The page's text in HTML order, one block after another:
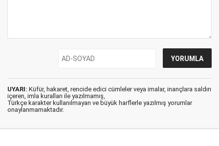
UYARI: Küfür, hakaret, rencide edici cümleler veya imalar, inançlara saldırı
içeren, imla kuralları ile yazılmamış,
Türkçe karakter kullanılmayan ve büyük harflerle yazılmış yorumlar
onaylanmamaktadır.